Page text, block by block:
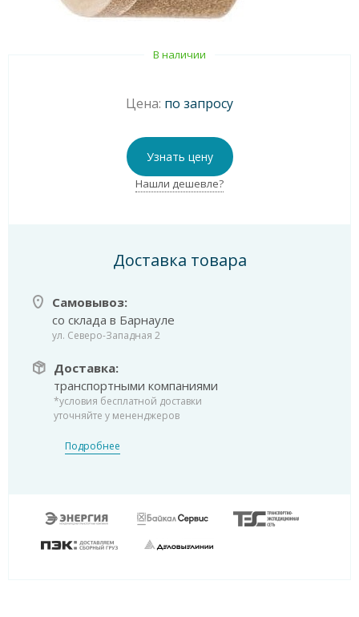
В наличии
Цена: по запросу
Узнать цену
Нашли дешевле?
Доставка товара
Самовывоз:
со склада в Барнауле
ул. Северо-Западная 2
Доставка:
транспортными компаниями
*условия бесплатной доставки
уточняйте у мененджеров
Подробнее